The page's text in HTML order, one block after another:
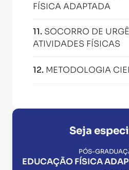
FÍSICA ADAPTADA
11. SOCORRO DE
ATIVIDADES FÍSICAS
12. METODOLOGIA
Seja
PÓS-
EDUCAÇÃO FÍSICA